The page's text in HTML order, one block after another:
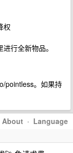
权
行全新物品。
pointless。如果持
About · Language